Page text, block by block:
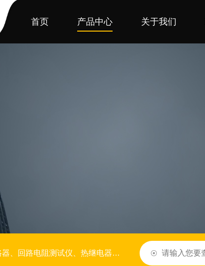
首页 产品中心 关于我们
极性测试仪、变压器容量测试仪、水内冷发电机绝缘特性测试仪、降阻剂、微机继电保护测试仪